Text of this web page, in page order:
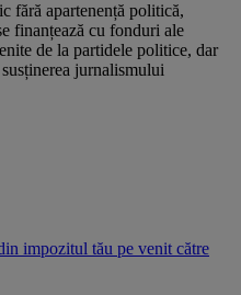
fără apartenență politică,
finanțează cu fonduri ale
de la partidele politice, dar
jurnalismului
impozitul tău pe venit către